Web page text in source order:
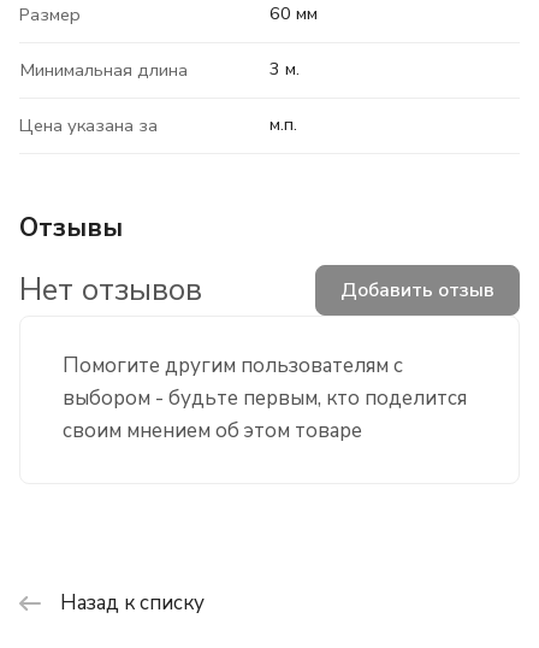
Размер 60 мм
Минимальная длина 3 м.
Цена указана за м.п.
Отзывы
Помогите другим пользователям с
выбором - будьте первым, кто поделится
своим мнением об этом товаре
Нет отзывов Добавить отзыв
Назад к списку